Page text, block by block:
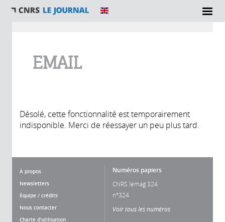
EMAIL
Désolé, cette fonctionnalité est temporairement
indisponible. Merci de réessayer un peu plus tard.
À propos
Newsletters
Équipe / crédits
Nous contacter
Charte d'utilisation
Numéros papiers
CNRS lemag 324
n°324
Voir tous les numéros